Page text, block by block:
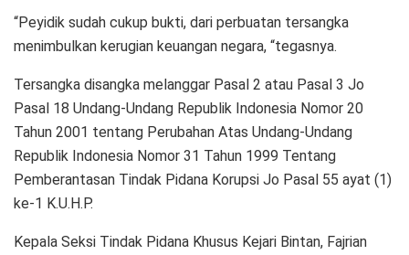
“Peyidik sudah cukup bukti, dari perbuatan tersangka
menimbulkan kerugian keuangan negara, “tegasnya.
Tersangka disangka melanggar Pasal 2 atau Pasal 3 Jo
Pasal 18 Undang-Undang Republik Indonesia Nomor 20
Tahun 2001 tentang Perubahan Atas Undang-Undang
Republik Indonesia Nomor 31 Tahun 1999 Tentang
Pemberantasan Tindak Pidana Korupsi Jo Pasal 55 ayat (1)
ke-1 K.U.H.P.
Kepala Seksi Tindak Pidana Khusus Kejari Bintan, Fajrian